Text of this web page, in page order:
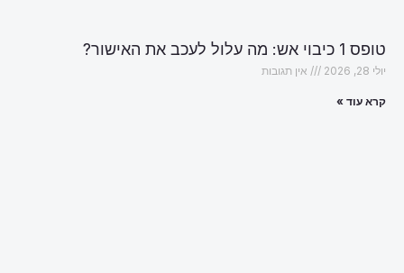
טופס 1 כיבוי אש: מה עלול לעכב את האישור?
יולי 28, 2026 אין תגובות
קרא עוד »